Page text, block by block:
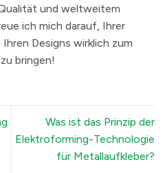
und weltweitem
ich mich darauf, Ihrer
Ihren Designs wirklich zum
bringen!
Was ist das Prinzip der
Elektroforming-Technologie
für Metallaufkleber?